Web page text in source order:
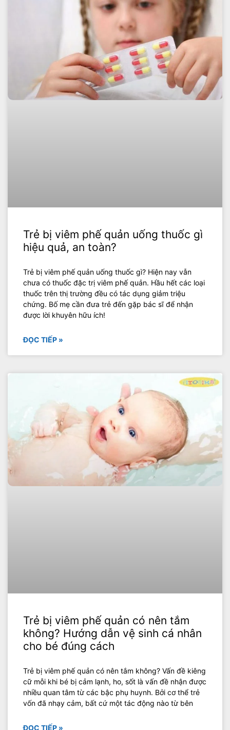
Trẻ bị viêm phế quản uống thuốc gì
hiệu quả, an toàn?
Trẻ bị viêm phế quản uống thuốc gì? Hiện nay vẫn
chưa có thuốc đặc trị viêm phế quản. Hầu hết các loại
thuốc trên thị trường đều có tác dụng giảm triệu
chứng. Bố mẹ cần đưa trẻ đến gặp bác sĩ để nhận
được lời khuyên hữu ích!
ĐỌC TIẾP »
Trẻ bị viêm phế quản có nên tắm
không? Hướng dẫn vệ sinh cá nhân
cho bé đúng cách
Trẻ bị viêm phế quản có nên tắm không? Vấn đề kiêng
cữ mỗi khi bé bị cảm lạnh, ho, sốt là vấn đề nhận được
nhiều quan tâm từ các bậc phụ huynh. Bởi cơ thể trẻ
vốn đã nhạy cảm, bất cứ một tác động nào từ bên
ĐỌC TIẾP »